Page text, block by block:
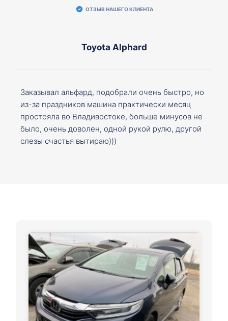
ОТЗЫВ НАШЕГО КЛИЕНТА
Toyota Alphard
Заказывал альфард, подобрали очень быстро, но
из-за праздников машина практически месяц
простояла во Владивостоке, больше минусов не
было, очень доволен, одной рукой рулю, другой
слезы счастья вытираю)))